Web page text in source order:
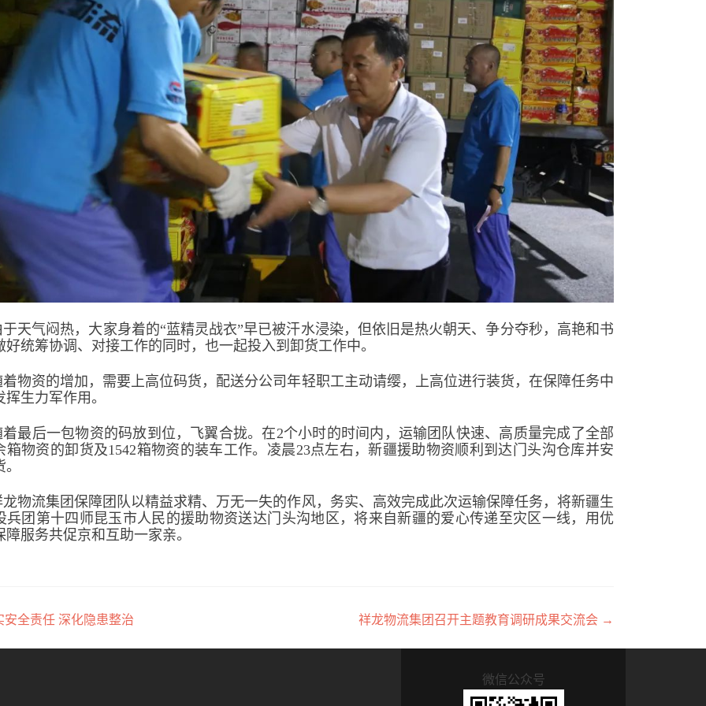
于天气闷热，大家身着的“蓝精灵战衣”早已被汗水浸染，但依旧是热火朝天、争分夺秒，高艳和书
好统筹协调、对接工作的同时，也一起投入到卸货工作中。
着物资的增加，需要上高位码货，配送分公司年轻职工主动请缨，上高位进行装货，在保障任务中
挥生力军作用。
着最后一包物资的码放到位，飞翼合拢。在2个小时的时间内，运输团队快速、高质量完成了全部
箱物资的卸货及1542箱物资的装车工作。凌晨23点左右，新疆援助物资顺利到达门头沟仓库并安
龙物流集团保障团队以精益求精、万无一失的作风，务实、高效完成此次运输保障任务，将新疆生
兵团第十四师昆玉市人民的援助物资送达门头沟地区，将来自新疆的爱心传递至灾区一线，用优
障服务共促京和互助一家亲。
全责任 深化隐患整治 祥龙物流集团召开主题教育调研成果交流会 →
微信公众号